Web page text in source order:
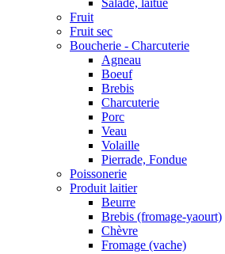
Salade, laitue
Fruit
Fruit sec
Boucherie - Charcuterie
Agneau
Boeuf
Brebis
Charcuterie
Porc
Veau
Volaille
Pierrade, Fondue
Poissonerie
Produit laitier
Beurre
Brebis (fromage-yaourt)
Chèvre
Fromage (vache)